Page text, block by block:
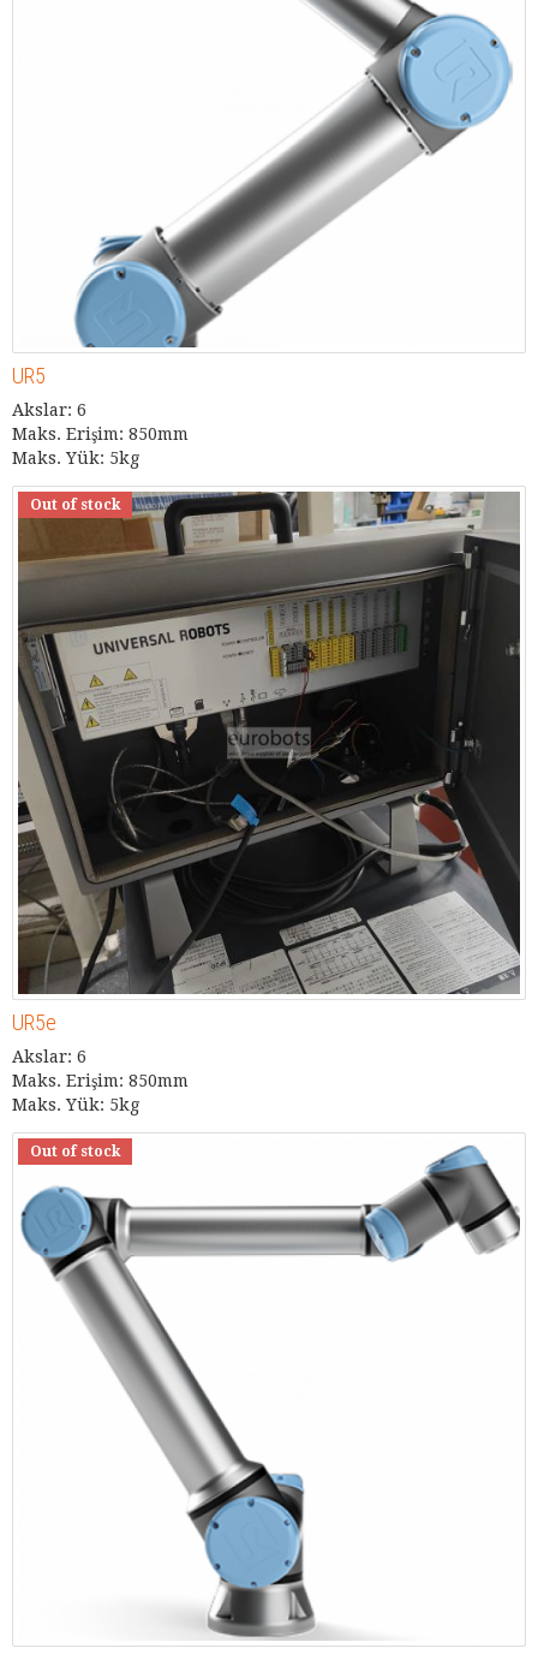
UR5
Akslar: 6
Maks. Erişim: 850mm
Maks. Yük: 5kg
Out of stock
UR5e
Akslar: 6
Maks. Erişim: 850mm
Maks. Yük: 5kg
Out of stock